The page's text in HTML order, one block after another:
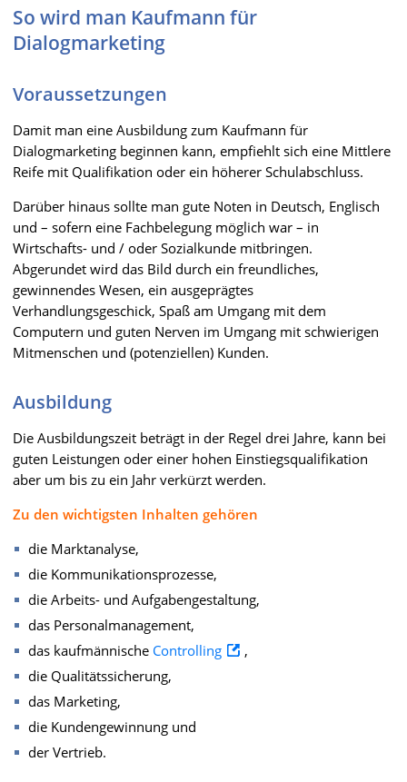
So wird man Kaufmann für
Dialogmarketing
Voraussetzungen
Damit man eine Ausbildung zum Kaufmann für
Dialogmarketing beginnen kann, empfiehlt sich eine Mittlere
Reife mit Qualifikation oder ein höherer Schulabschluss.
Darüber hinaus sollte man gute Noten in Deutsch, Englisch
und – sofern eine Fachbelegung möglich war – in
Wirtschafts- und / oder Sozialkunde mitbringen.
Abgerundet wird das Bild durch ein freundliches,
gewinnendes Wesen, ein ausgeprägtes
Verhandlungsgeschick, Spaß am Umgang mit dem
Computern und guten Nerven im Umgang mit schwierigen
Mitmenschen und (potenziellen) Kunden.
Ausbildung
Die Ausbildungszeit beträgt in der Regel drei Jahre, kann bei
guten Leistungen oder einer hohen Einstiegsqualifikation
aber um bis zu ein Jahr verkürzt werden.
Zu den wichtigsten Inhalten gehören
die Marktanalyse,
die Kommunikationsprozesse,
die Arbeits- und Aufgabengestaltung,
das Personalmanagement,
das kaufmännische Controlling
,
die Qualitätssicherung,
das Marketing,
die Kundengewinnung und
der Vertrieb.